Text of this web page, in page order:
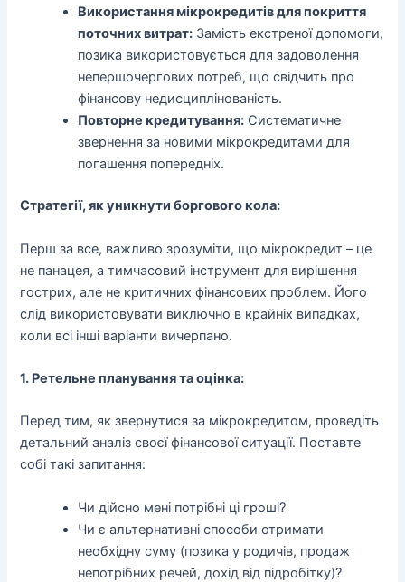
Використання мікрокредитів для покриття
поточних витрат: Замість екстреної допомоги,
позика використовується для задоволення
непершочергових потреб, що свідчить про
фінансову недисциплінованість.
Повторне кредитування: Систематичне
звернення за новими мікрокредитами для
погашення попередніх.
Стратегії, як уникнути боргового кола:
Перш за все, важливо зрозуміти, що мікрокредит – це
не панацея, а тимчасовий інструмент для вирішення
гострих, але не критичних фінансових проблем. Його
слід використовувати виключно в крайніх випадках,
коли всі інші варіанти вичерпано.
1. Ретельне планування та оцінка:
Перед тим, як звернутися за мікрокредитом, проведіть
детальний аналіз своєї фінансової ситуації. Поставте
собі такі запитання:
Чи дійсно мені потрібні ці гроші?
Чи є альтернативні способи отримати
необхідну суму (позика у родичів, продаж
непотрібних речей, дохід від підробітку)?